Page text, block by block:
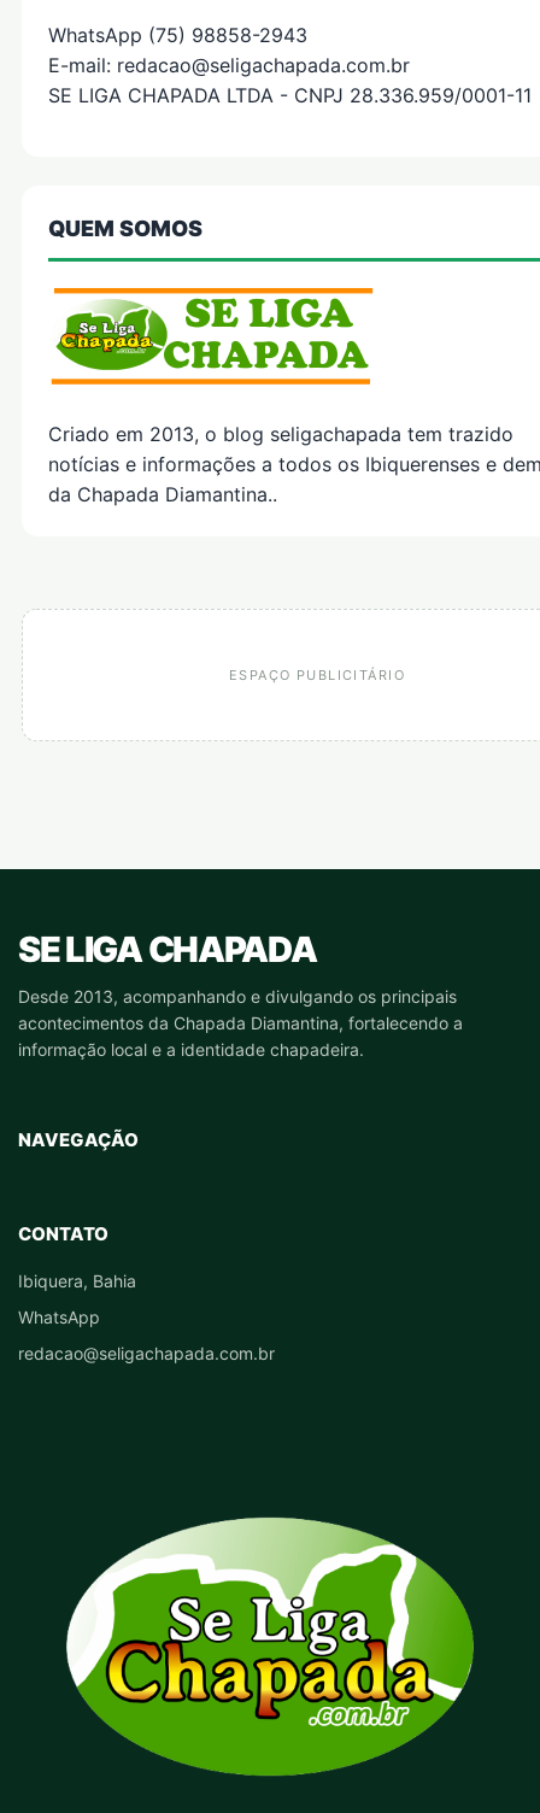
WhatsApp (75) 98858-2943
E-mail: redacao@seligachapada.com.br
SE LIGA CHAPADA LTDA - CNPJ 28.336.959/0001-11
QUEM SOMOS
Criado em 2013, o blog seligachapada tem trazido
notícias e informações a todos os Ibiquerenses e
da Chapada Diamantina..
ESPAÇO PUBLICITÁRIO
SE LIGA CHAPADA
Desde 2013, acompanhando e divulgando os principais
acontecimentos da Chapada Diamantina, fortalecendo a
informação local e a identidade chapadeira.
NAVEGAÇÃO
CONTATO
Ibiquera, Bahia
WhatsApp
redacao@seligachapada.com.br